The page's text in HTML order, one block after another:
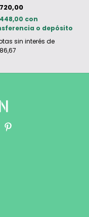
con
o depósito
sin interés de